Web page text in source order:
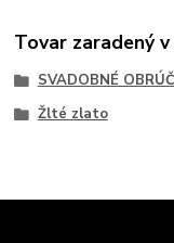
Tovar zaradený
SVADOBNÉ
Žlté zlato